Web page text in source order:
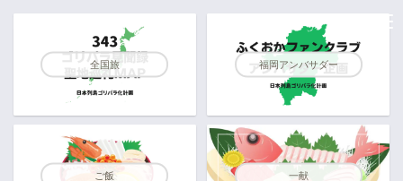
全国旅 福岡アンバサダー
ご飯 一献